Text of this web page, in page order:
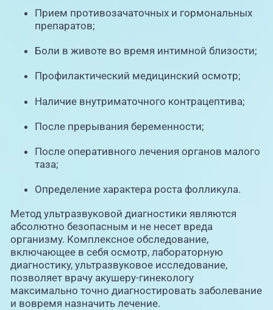
Прием противозачаточных и гормональных
препаратов;
Боли в животе во время интимной близости;
Профилактический медицинский осмотр;
Наличие внутриматочного контрацептива;
После прерывания беременности;
После оперативного лечения органов малого
таза;
Определение характера роста фолликула.
Метод ультразвуковой диагностики являются
абсолютно безопасным и не несет вреда
организму. Комплексное обследование,
включающее в себя осмотр, лабораторную
диагностику, ультразвуковое исследование,
позволяет врачу акушеру-гинекологу
максимально точно диагностировать заболевание
и вовремя назначить лечение.